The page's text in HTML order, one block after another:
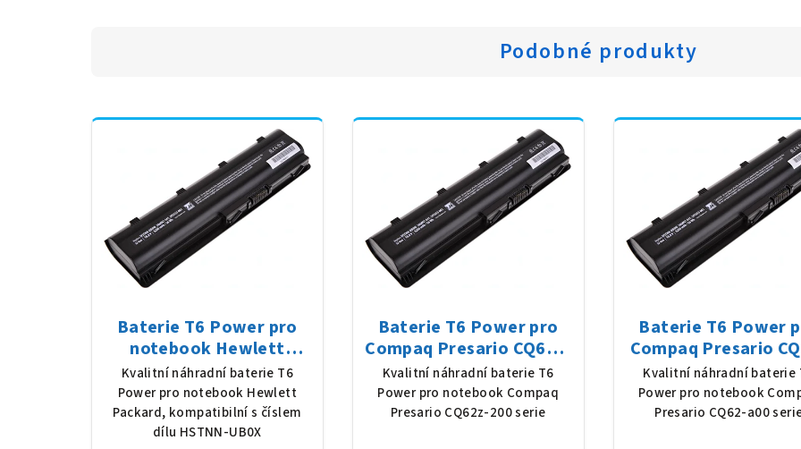
Podobné produkty
Baterie T6 Power pro
notebook Hewlett
Packard HSTNN-UB0X,
Li-Ion, 10,8 V, 5200 mAh
(56 Wh), černá
Kvalitní náhradní baterie T6
Power pro notebook Hewlett
Packard, kompatibilní s číslem
dílu HSTNN-UB0X
Baterie T6 Power pro
Compaq Presario CQ62z-
200 serie, Li-Ion, 10,8 V,
5200 mAh (56 Wh), černá
Kvalitní náhradní baterie T6
Power pro notebook Compaq
Presario CQ62z-200 serie
Baterie T6 Power
Compaq Presario
a00 serie, Li-Ion, 10,8
5200 mAh (56 Wh),
Kvalitní náhradní baterie
Power pro notebook
Presario CQ62-a00